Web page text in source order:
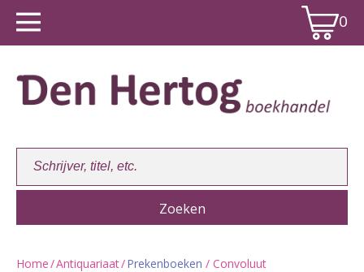
0
Home/Antiquariaat/Prekenboeken / Convoluut